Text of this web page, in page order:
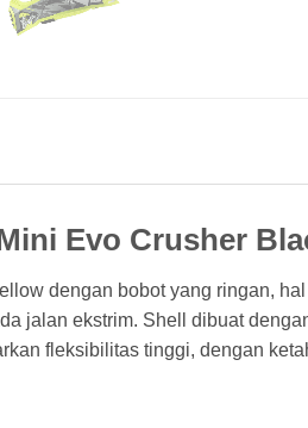
Evo Crusher
dengan bobot yang ringan,
jalan ekstrim. Shell dibuat
fleksibilitas tinggi, dengan